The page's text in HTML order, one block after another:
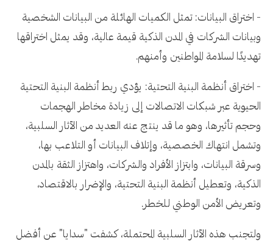
- اختراق البيانات: تمثل الكميات الهائلة من البيانات الشخصية
وبيانات الشركات في المدن الذكية قيمة عالية، وقد يمثل اختراقها
تهديدًا لسلامة المواطنين وأمنهم.
- اختراق أنظمة البنية التحتية: يؤدي ربط أنظمة البنية التحتية
الحيوية عبر شبكات الاتصالات إلى زيادة مخاطر الهجمات
وحجم تأثيرها، وهو ما قد ينتج عنه العديد من الآثار السلبية،
وتشمل انتهاك الخصصية، وإتلاف البيانات أو التلاعب بها،
وسرقة البيانات، وابتزاز الأفراد والشركات، واهتزاز الثقة بالمدن
الذكية، وتعطيل أنظمة البنية التحتية، والإضرار بالاقتصاد،
وتعريض الأمن الوطني للخطر.
ولتجنب هذه الآثار السلبية المحتملة، كشفت "سدايا" عن أفضل